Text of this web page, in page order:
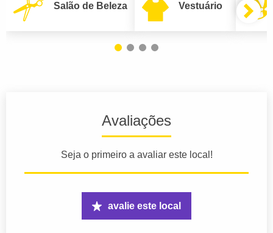
Salão de Beleza Vestuário
Avaliações
Seja o primeiro a avaliar este local!
avalie este local